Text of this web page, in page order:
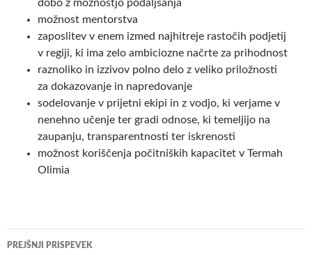
dobo z možnostjo podaljšanja
možnost mentorstva
zaposlitev v enem izmed najhitreje rastočih podjetij
v regiji, ki ima zelo ambiciozne načrte za prihodnost
raznoliko in izzivov polno delo z veliko priložnosti
za dokazovanje in napredovanje
sodelovanje v prijetni ekipi in z vodjo, ki verjame v
nenehno učenje ter gradi odnose, ki temeljijo na
zaupanju, transparentnosti ter iskrenosti
možnost koriščenja počitniških kapacitet v Termah
Olimia
Krmarjenje
PREJŠNJI PRISPEVEK